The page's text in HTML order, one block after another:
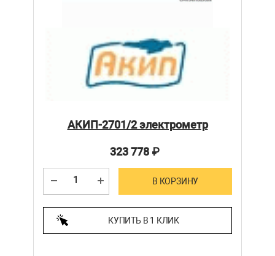
АКИП-2701/2 электрометр
323 778₽
В КОРЗИНУ
КУПИТЬ В 1 КЛИК